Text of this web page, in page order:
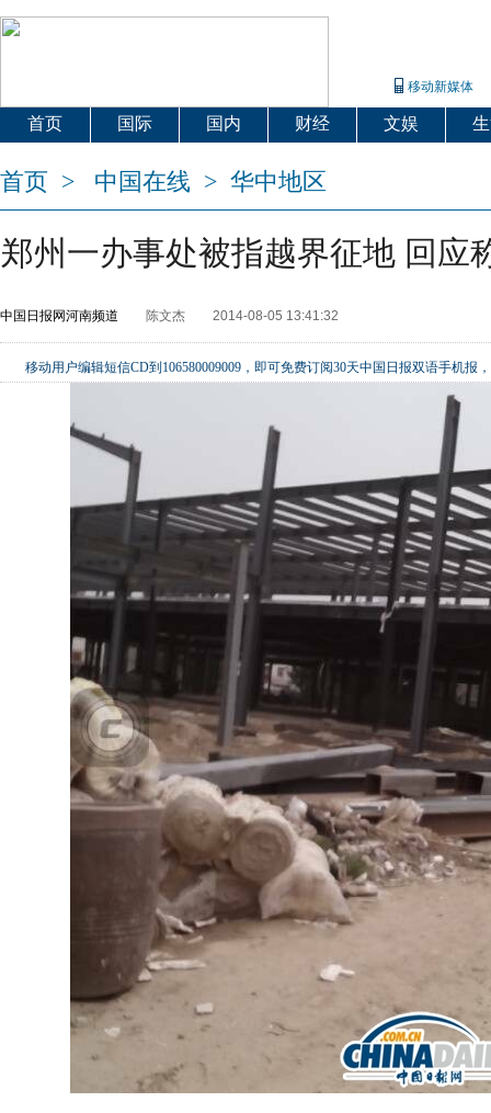
移动新媒体
首页 国际 国内 财经 文娱
首页 > 中国在线 > 华中地区
郑州一办事处被指越界征地 回应
中国日报网河南频道 陈文杰 2014-08-05 13:41:32
移动用户编辑短信CD到106580009009，即可免费订阅30天中国日报双语手机报